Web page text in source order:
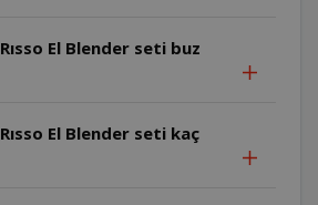
El Blender seti buz
El Blender seti kaç